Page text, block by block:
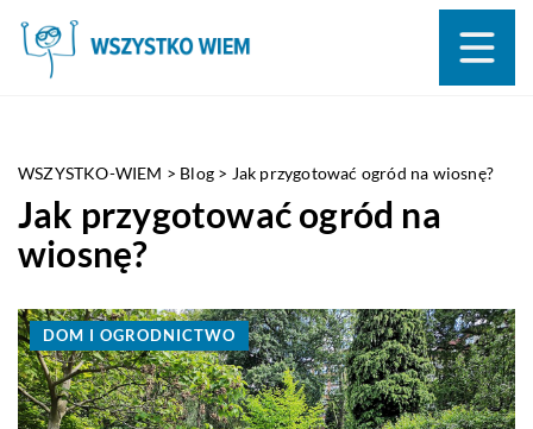
WSZYSTKO-WIEM > Blog > Jak przygotować ogród na wiosnę?
Jak przygotować ogród na
wiosnę?
DOM I OGRODNICTWO